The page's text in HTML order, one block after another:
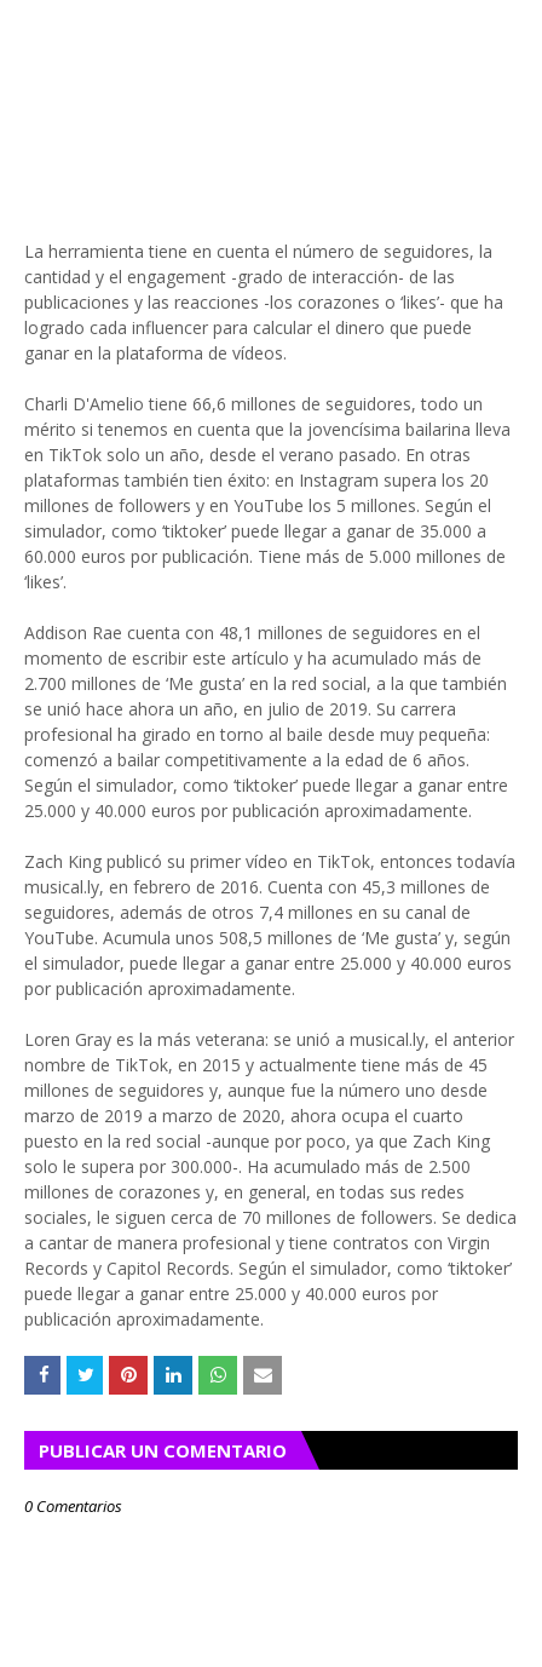
La herramienta tiene en cuenta el número de seguidores, la
cantidad y el engagement -grado de interacción- de las
publicaciones y las reacciones -los corazones o ‘likes’- que ha
logrado cada influencer para calcular el dinero que puede
ganar en la plataforma de vídeos.
Charli D'Amelio tiene 66,6 millones de seguidores, todo un
mérito si tenemos en cuenta que la jovencísima bailarina lleva
en TikTok solo un año, desde el verano pasado. En otras
plataformas también tien éxito: en Instagram supera los 20
millones de followers y en YouTube los 5 millones. Según el
simulador, como ‘tiktoker’ puede llegar a ganar de 35.000 a
60.000 euros por publicación. Tiene más de 5.000 millones de
‘likes’.
Addison Rae cuenta con 48,1 millones de seguidores en el
momento de escribir este artículo y ha acumulado más de
2.700 millones de ‘Me gusta’ en la red social, a la que también
se unió hace ahora un año, en julio de 2019. Su carrera
profesional ha girado en torno al baile desde muy pequeña:
comenzó a bailar competitivamente a la edad de 6 años.
Según el simulador, como ‘tiktoker’ puede llegar a ganar entre
25.000 y 40.000 euros por publicación aproximadamente.
Zach King publicó su primer vídeo en TikTok, entonces todavía
musical.ly, en febrero de 2016. Cuenta con 45,3 millones de
seguidores, además de otros 7,4 millones en su canal de
YouTube. Acumula unos 508,5 millones de ‘Me gusta’ y, según
el simulador, puede llegar a ganar entre 25.000 y 40.000 euros
por publicación aproximadamente.
Loren Gray es la más veterana: se unió a musical.ly, el anterior
nombre de TikTok, en 2015 y actualmente tiene más de 45
millones de seguidores y, aunque fue la número uno desde
marzo de 2019 a marzo de 2020, ahora ocupa el cuarto
puesto en la red social -aunque por poco, ya que Zach King
solo le supera por 300.000-. Ha acumulado más de 2.500
millones de corazones y, en general, en todas sus redes
sociales, le siguen cerca de 70 millones de followers. Se dedica
a cantar de manera profesional y tiene contratos con Virgin
Records y Capitol Records. Según el simulador, como ‘tiktoker’
puede llegar a ganar entre 25.000 y 40.000 euros por
publicación aproximadamente.
PUBLICAR UN COMENTARIO
0 Comentarios